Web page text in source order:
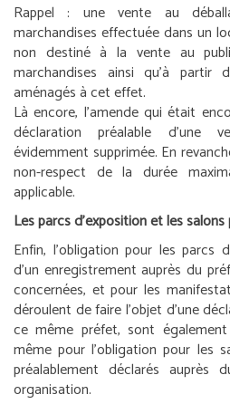
Rappel : une vente au
marchandises effectuée dans un
non destiné à la vente au
marchandises ainsi qu’à partir
aménagés à cet effet.
Là encore, l’amende qui était
déclaration préalable d’une
évidemment supprimée. En
non-respect de la durée
applicable.
Les parcs d’exposition et les
Enfin, l’obligation pour les parcs
d’un enregistrement auprès du
concernées, et pour les
déroulent de faire l’objet d’une
ce même préfet, sont
même pour l’obligation pour les
préalablement déclarés
organisation.